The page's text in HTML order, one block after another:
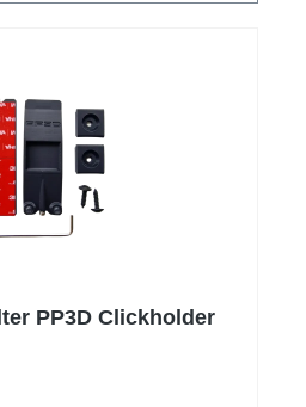
PP3D Clickholder